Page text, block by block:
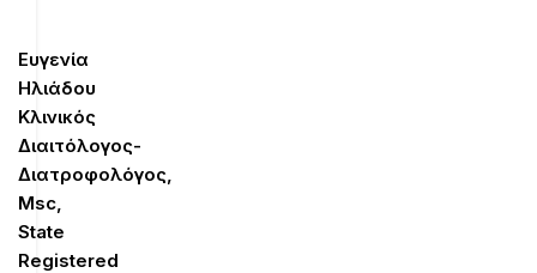
Ευγενία
Ηλιάδου
Κλινικός
Διαιτόλογος-
Διατροφολόγος,
Μsc,
State
Registered